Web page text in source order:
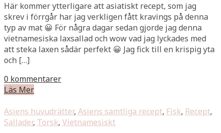
Här kommer ytterligare att asiatiskt recept, som jag
skrev i förrgår har jag verkligen fått kravings på denna
typ av mat 😀 För några dagar sedan gjorde jag denna
vietnamesiska laxsallad och wow vad jag lyckades med
att steka laxen sådär perfekt 😀 Jag fick till en krispig yta
och […]
0 kommentarer
Läs Mer
Asiens huvudrätter, Asiens samtliga recept, Fisk, Recept,
Sallader, Torsk, Vietnamesiskt